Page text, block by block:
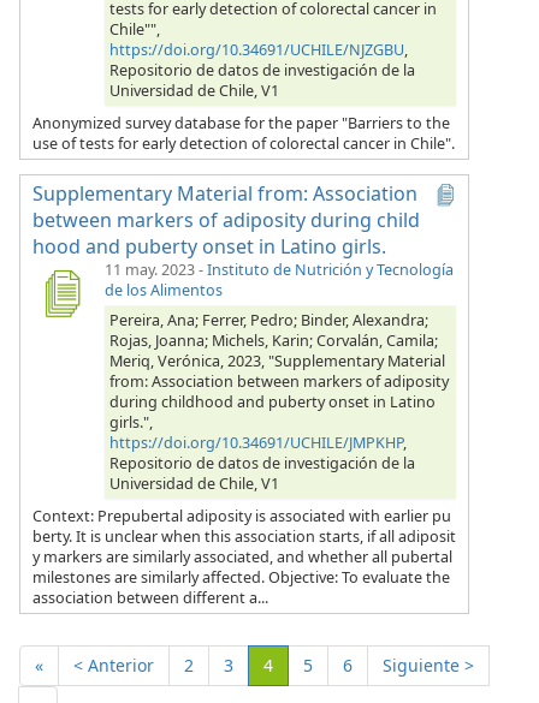
tests for early detection of colorectal cancer in
Chile"",
https://doi.org/10.34691/UCHILE/NJZGBU,
Repositorio de datos de investigación de la
Universidad de Chile, V1
Anonymized survey database for the paper "Barriers to the
use of tests for early detection of colorectal cancer in Chile".
Supplementary Material from: Association
between markers of adiposity during child
hood and puberty onset in Latino girls.
11 may. 2023-Instituto de Nutrición y Tecnología
de los Alimentos
Pereira, Ana; Ferrer, Pedro; Binder, Alexandra;
Rojas, Joanna; Michels, Karin; Corvalán, Camila;
Meriq, Verónica, 2023, "Supplementary Material
from: Association between markers of adiposity
during childhood and puberty onset in Latino
girls.",
https://doi.org/10.34691/UCHILE/JMPKHP,
Repositorio de datos de investigación de la
Universidad de Chile, V1
Context: Prepubertal adiposity is associated with earlier pu
berty. It is unclear when this association starts, if all adiposit
y markers are similarly associated, and whether all pubertal
milestones are similarly affected. Objective: To evaluate the
association between different a...
« < Anterior 2 3 4(Actual)
5 6
Siguiente >